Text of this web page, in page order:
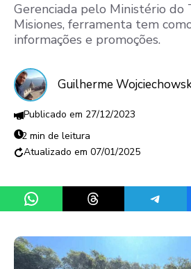
Gerenciada pelo Ministério do
Misiones, ferramenta tem
informações e promoções.
Guilherme
27/12/2023
2 min de leitura
07/01/2025
Share on WhatsAppShare on ThreadsShare